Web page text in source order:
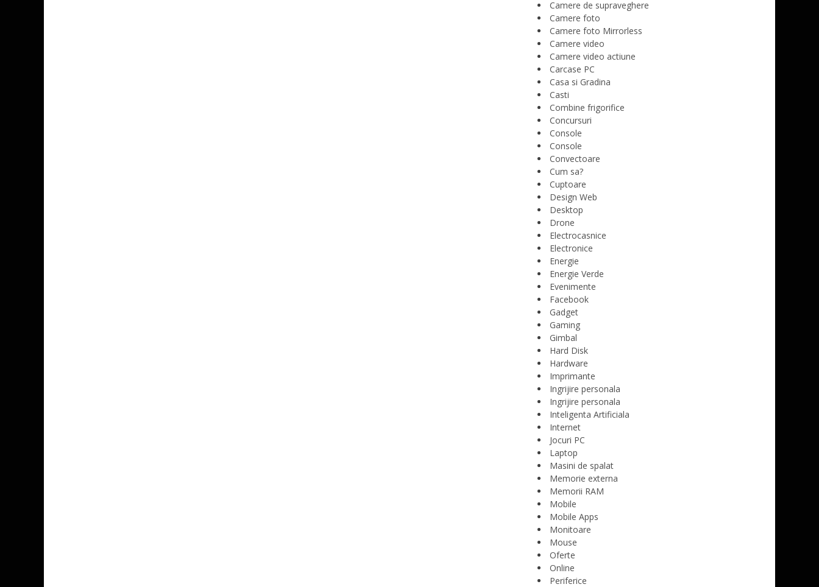
Camere de supraveghere
Camere foto
Camere foto Mirrorless
Camere video
Camere video actiune
Carcase PC
Casa si Gradina
Casti
Combine frigorifice
Concursuri
Console
Console
Convectoare
Cum sa?
Cuptoare
Design Web
Desktop
Drone
Electrocasnice
Electronice
Energie
Energie Verde
Evenimente
Facebook
Gadget
Gaming
Gimbal
Hard Disk
Hardware
Imprimante
Ingrijire personala
Ingrijire personala
Inteligenta Artificiala
Internet
Jocuri PC
Laptop
Masini de spalat
Memorie externa
Memorii RAM
Mobile
Mobile Apps
Monitoare
Mouse
Oferte
Online
Periferice